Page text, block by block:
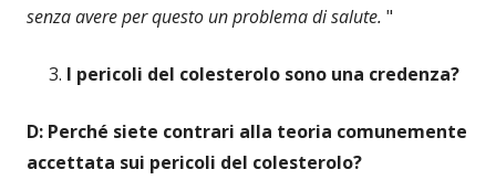
senza avere per questo un problema di salute. "
I pericoli del colesterolo sono una credenza?
D: Perché siete contrari alla teoria comunemente
accettata sui pericoli del colesterolo?